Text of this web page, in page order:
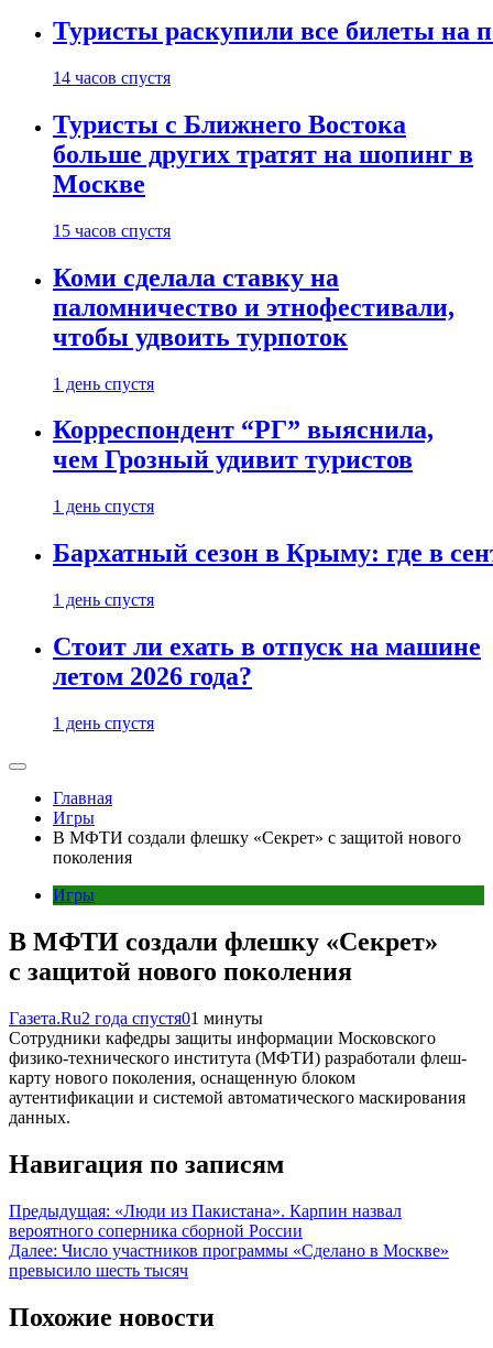
Туристы раскупили все билеты на
14 часов спустя
Туристы с Ближнего Востока
больше других тратят на шопинг в
Москве
15 часов спустя
Коми сделала ставку на
паломничество и этнофестивали,
чтобы удвоить турпоток
1 день спустя
Корреспондент “РГ” выяснила,
чем Грозный удивит туристов
1 день спустя
Бархатный сезон в Крыму: где в
1 день спустя
Стоит ли ехать в отпуск на машине
летом 2026 года?
1 день спустя
Главная
Игры
В МФТИ создали флешку «Секрет» с защитой нового
поколения
Игры
В МФТИ создали флешку «Секрет»
с защитой нового поколения
Газета.Ru2 года спустя01 минуты
Сотрудники кафедры защиты информации Московского
физико-технического института (МФТИ) разработали флеш-
карту нового поколения, оснащенную блоком
аутентификации и системой автоматического маскирования
данных.
Навигация по записям
Предыдущая: «Люди из Пакистана». Карпин назвал
вероятного соперника сборной России
Далее: Число участников программы «Сделано в Москве»
превысило шесть тысяч
Похожие новости